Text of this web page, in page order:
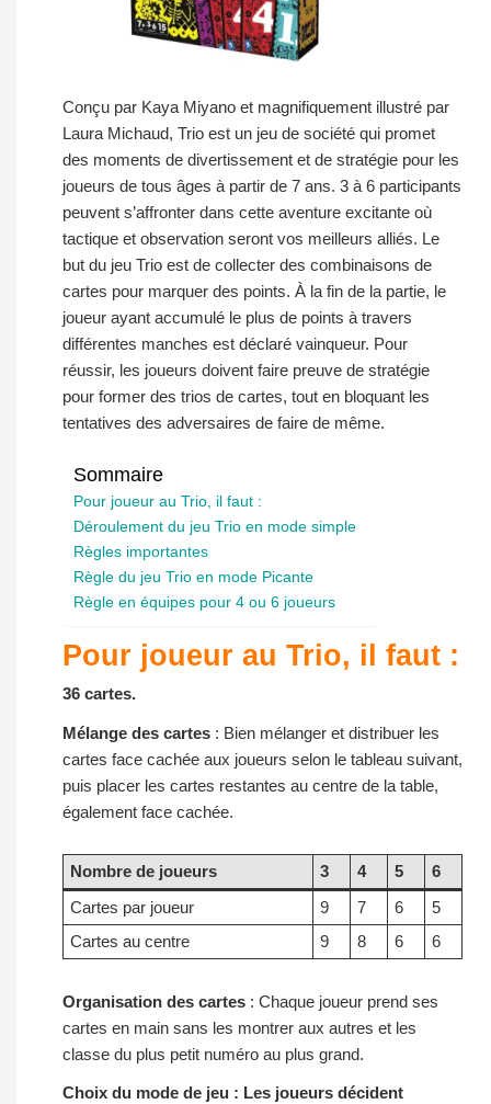
Conçu par Kaya Miyano et magnifiquement illustré par
Laura Michaud, Trio est un jeu de société qui promet
des moments de divertissement et de stratégie pour les
joueurs de tous âges à partir de 7 ans. 3 à 6 participants
peuvent s’affronter dans cette aventure excitante où
tactique et observation seront vos meilleurs alliés. Le
but du jeu Trio est de collecter des combinaisons de
cartes pour marquer des points. À la fin de la partie, le
joueur ayant accumulé le plus de points à travers
différentes manches est déclaré vainqueur. Pour
réussir, les joueurs doivent faire preuve de stratégie
pour former des trios de cartes, tout en bloquant les
tentatives des adversaires de faire de même.
Sommaire
Pour joueur au Trio, il faut :
Déroulement du jeu Trio en mode simple
Règles importantes
Règle du jeu Trio en mode Picante
Règle en équipes pour 4 ou 6 joueurs
Pour joueur au Trio, il faut :
36 cartes.
Mélange des cartes: Bien mélanger et distribuer les
cartes face cachée aux joueurs selon le tableau suivant,
puis placer les cartes restantes au centre de la table,
également face cachée.
Nombre de joueurs 3 4 5
6
Cartes par joueur
9 7 6
5
Cartes au centre
9 8 6 6
Organisation des cartes: Chaque joueur prend ses
cartes en main sans les montrer aux autres et les
classe du plus petit numéro au plus grand.
Choix du mode de jeu: Les joueurs décident